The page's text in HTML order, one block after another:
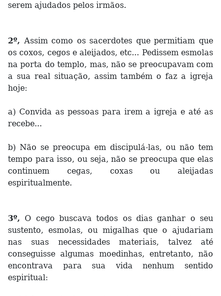
serem ajudados pelos irmãos.
2º, Assim como os sacerdotes que permitiam que
os coxos, cegos e aleijados, etc... Pedissem esmolas
na porta do templo, mas, não se preocupavam com
a sua real situação, assim também o faz a igreja
hoje:
a) Convida as pessoas para irem a igreja e até as
recebe...
b) Não se preocupa em discipulá-las, ou não tem
tempo para isso, ou seja, não se preocupa que elas
continuem cegas, coxas ou aleijadas
espiritualmente.
3º,
O cego buscava todos os dias ganhar o seu
sustento, esmolas, ou migalhas que o ajudariam
nas suas necessidades materiais, talvez até
conseguisse algumas moedinhas, entretanto, não
encontrava para sua vida nenhum sentido
espiritual: